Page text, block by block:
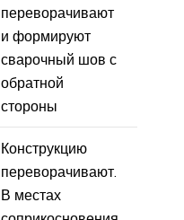
переворачивают
и формируют
сварочный шов с
обратной
стороны
Конструкцию
переворачивают.
В местах